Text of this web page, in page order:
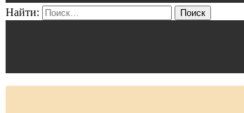
Найти: